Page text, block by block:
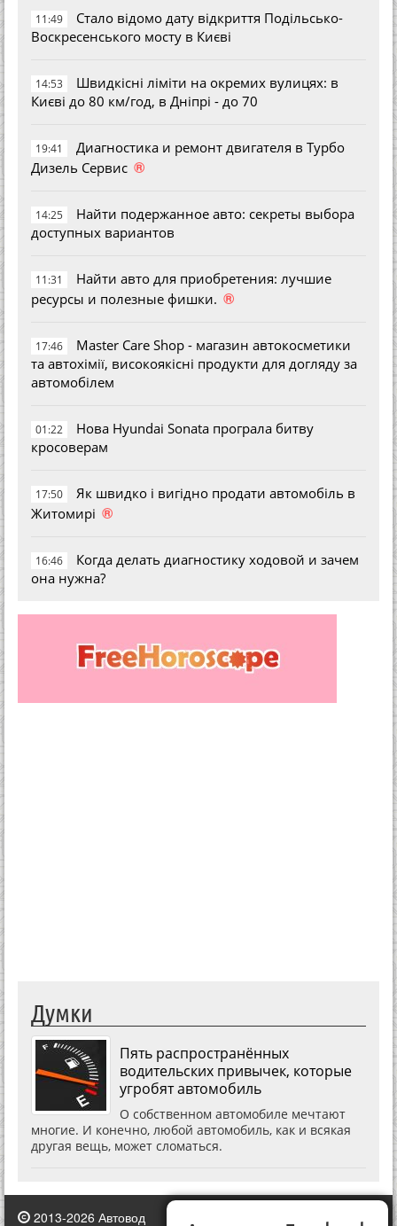
11:49
Стало відомо дату відкриття Подільсько-
Воскресенського мосту в Києві
14:53
Швидкісні ліміти на окремих вулицях: в
Києві до 80 км/год, в Дніпрі - до 70
19:41
Диагностика и ремонт двигателя в Турбо
Дизель Сервис ®
14:25
Найти подержанное авто: секреты выбора
доступных вариантов
11:31
Найти авто для приобретения: лучшие
ресурсы и полезные фишки. ®
17:46
Master Care Shop - магазин автокосметики
та автохімії, високоякісні продукти для догляду за
автомобілем
01:22
Нова Hyundai Sonata програла битву
кросоверам
17:50
Як швидко і вигідно продати автомобіль в
Житомирі ®
16:46
Когда делать диагностику ходовой и зачем
она нужна?
Думки
Пять распространённых
водительских привычек, которые
угробят автомобиль
О собственном автомобиле мечтают
многие. И конечно, любой автомобиль, как и всякая
другая вещь, может сломаться.
2013-2026 Автовод